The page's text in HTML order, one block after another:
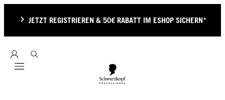
JETZT REGISTRIEREN & 50€ RABATT IM ESHOP SICHERN*
Mobile navigation